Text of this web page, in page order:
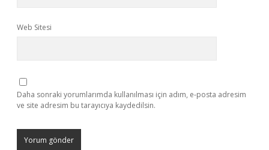
Web Sitesi
Daha sonraki yorumlarımda kullanılması için adım, e-posta adresim
ve site adresim bu tarayıcıya kaydedilsin.